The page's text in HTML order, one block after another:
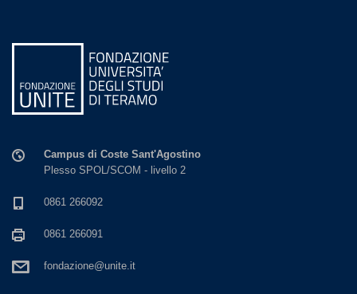
Campus di Coste Sant'Agostino
Plesso SPOL/SCOM - livello 2
0861 266092
0861 266091
fondazione@unite.it